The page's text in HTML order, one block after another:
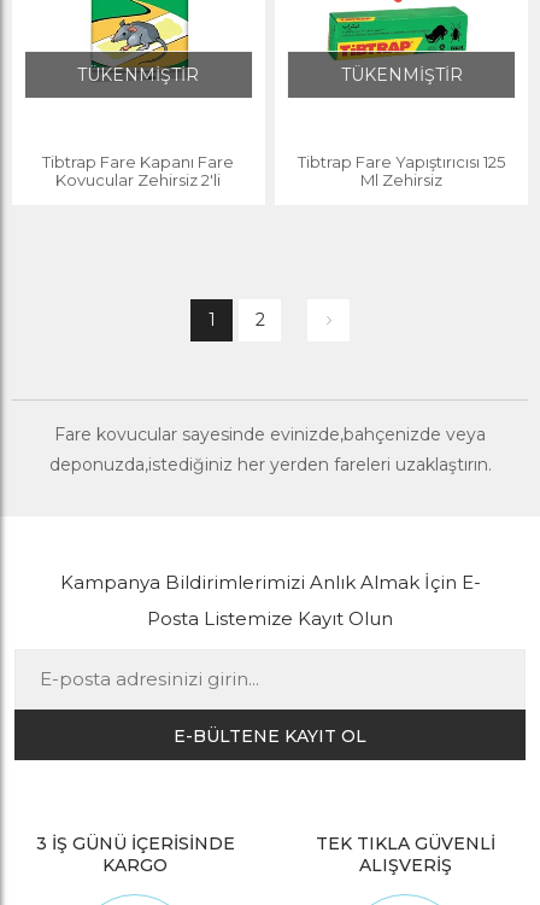
TÜKENMİŞTİR
Tibtrap Fare Kapanı Fare
Kovucular Zehirsiz 2'li
TÜKENMİŞTİR
Tibtrap Fare Yapıştırıcısı 125
Ml Zehirsiz
1 2
Fare kovucular sayesinde evinizde,bahçenizde veya
deponuzda,istediğiniz her yerden fareleri uzaklaştırın.
Kampanya Bildirimlerimizi Anlık Almak İçin E-
Posta Listemize Kayıt Olun
E-BÜLTENE KAYIT OL
3 İŞ GÜNÜ İÇERİSİNDE
KARGO
TEK TIKLA GÜVENLİ
ALIŞVERİŞ